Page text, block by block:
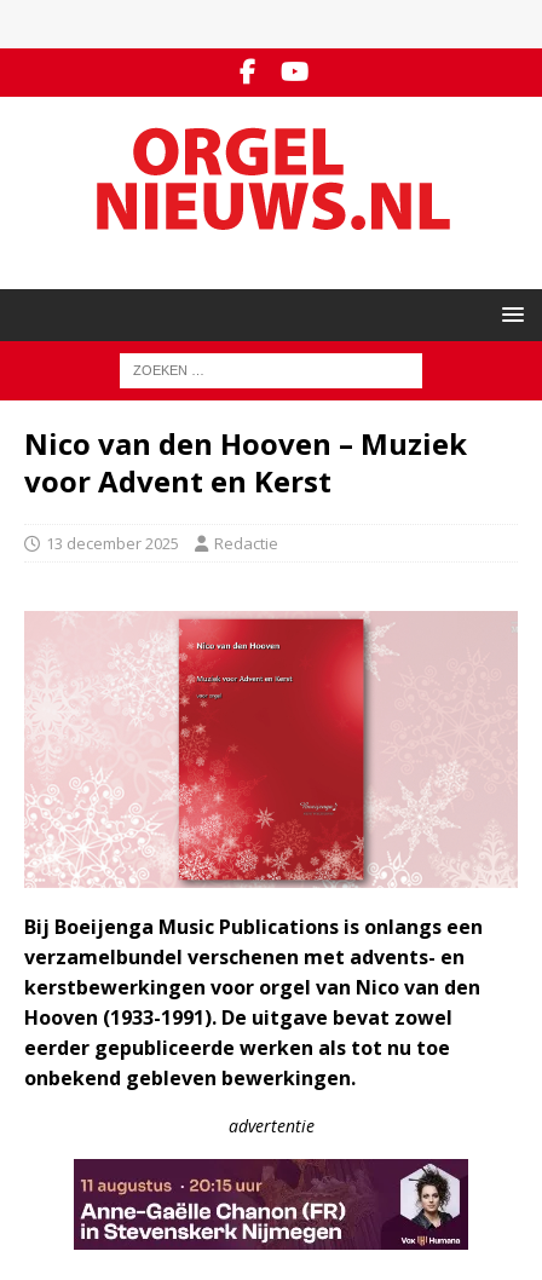
Nico van den Hooven – Muziek
voor Advent en Kerst
13 december 2025 Redactie
Bij Boeijenga Music Publications is onlangs een
verzamelbundel verschenen met advents- en
kerstbewerkingen voor orgel van Nico van den
Hooven (1933-1991). De uitgave bevat zowel
eerder gepubliceerde werken als tot nu toe
onbekend gebleven bewerkingen.
advertentie